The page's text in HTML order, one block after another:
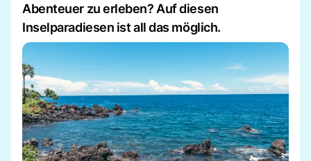
Abenteuer zu erleben? Auf diesen
Inselparadiesen ist all das möglich.